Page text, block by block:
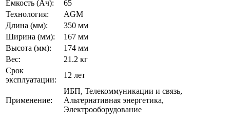
Емкость (Ач):
65
Технология:
AGM
Длина (мм):
350 мм
Ширина (мм):
167 мм
Высота (мм):
174 мм
Вес:
21.2 кг
Срок
эксплуатации:
12 лет
Применение:
ИБП, Телекоммуникации и связь,
Альтернативная энергетика,
Электрооборудование